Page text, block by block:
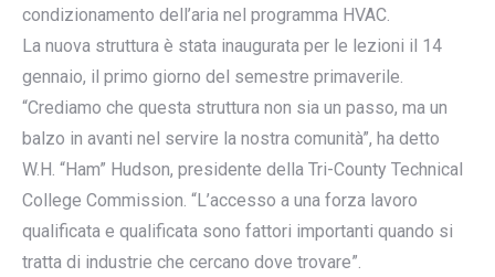
condizionamento dell’aria nel programma HVAC.
La nuova struttura è stata inaugurata per le lezioni il 14
gennaio, il primo giorno del semestre primaverile.
“Crediamo che questa struttura non sia un passo, ma un
balzo in avanti nel servire la nostra comunità”, ha detto
W.H. “Ham” Hudson, presidente della Tri-County Technical
College Commission. “L’accesso a una forza lavoro
qualificata e qualificata sono fattori importanti quando si
tratta di industrie che cercano dove trovare”.